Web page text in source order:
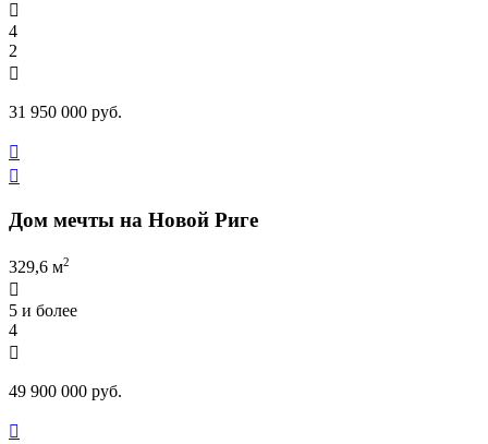

4
2

31 950 000 руб.


Дом мечты на Новой Риге
329,6 м2

5 и более
4

49 900 000 руб.
